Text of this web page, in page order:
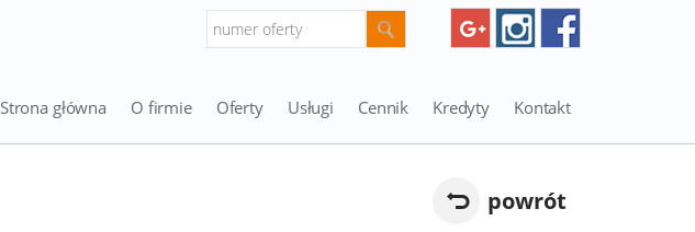
Strona główna O firmie Oferty Usługi Cennik Kredyty Kontakt
powrót